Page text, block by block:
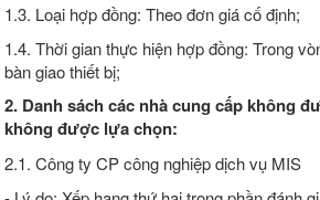
1.3. Loại hợp đồng: Theo đơn giá cố định;
1.4. Thời gian thực hiện hợp đồng: Trong
bàn giao thiết bị;
2. Danh sách các nhà cung cấp không
không được lựa chọn:
2.1. Công ty CP công nghiệp dịch vụ MIS